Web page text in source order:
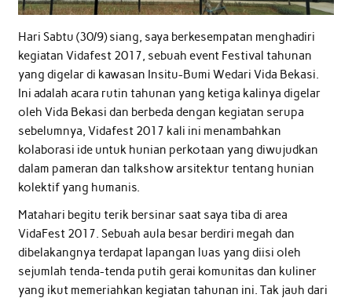
Hari Sabtu (30/9) siang, saya berkesempatan menghadiri
kegiatan Vidafest 2017, sebuah event Festival tahunan
yang digelar di kawasan Insitu-Bumi Wedari Vida Bekasi.
Ini adalah acara rutin tahunan yang ketiga kalinya digelar
oleh Vida Bekasi dan berbeda dengan kegiatan serupa
sebelumnya, Vidafest 2017 kali ini menambahkan
kolaborasi ide untuk hunian perkotaan yang diwujudkan
dalam pameran dan talkshow arsitektur tentang hunian
kolektif yang humanis.
Matahari begitu terik bersinar saat saya tiba di area
VidaFest 2017. Sebuah aula besar berdiri megah dan
dibelakangnya terdapat lapangan luas yang diisi oleh
sejumlah tenda-tenda putih gerai komunitas dan kuliner
yang ikut memeriahkan kegiatan tahunan ini. Tak jauh dari